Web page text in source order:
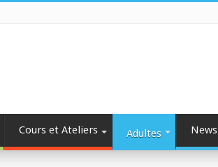
Cours et Ateliers Adultes News